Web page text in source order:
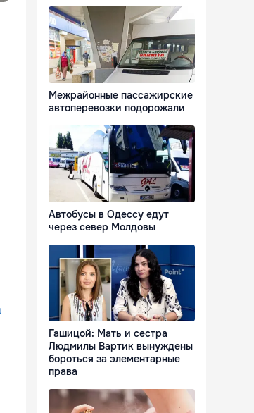
Межрайонные пассажирские
автоперевозки подорожали
Автобусы в Одессу едут
через север Молдовы
Гашицой: Мать и сестра
Людмилы Вартик вынуждены
бороться за элементарные
права